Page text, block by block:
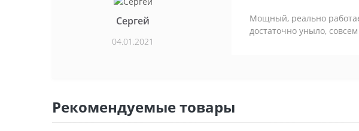
Сергей
04.01.2021
Мощный, реально
достаточно уныло,
Рекомендуемые товары